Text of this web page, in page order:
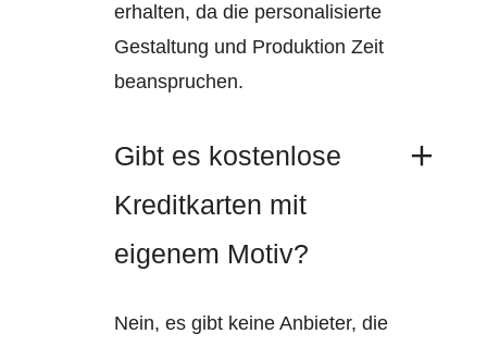
erhalten, da die personalisierte
Gestaltung und Produktion Zeit
beanspruchen.
Gibt es kostenlose
Kreditkarten mit
eigenem Motiv?
Nein, es gibt keine Anbieter, die